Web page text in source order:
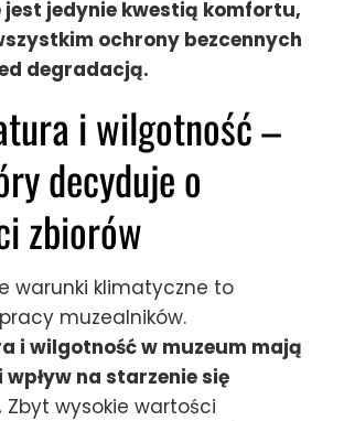
jest jedynie kwestią komfortu,
ochrony bezcennych
degradacją.
i wilgotność –
decyduje o
zbiorów
warunki klimatyczne to
muzealników.
i wilgotność w muzeum mają
na starzenie się
Zbyt wysokie wartości